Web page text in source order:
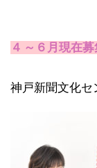
４ ～６月現在
神戸新聞文化